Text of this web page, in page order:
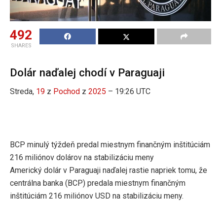
492
SHARES
Dolár naďalej chodí v Paraguaji
Streda, 19 z Pochod z 2025 – 19:26 UTC
BCP minulý týždeň predal miestnym finančným inštitúciám
216 miliónov dolárov na stabilizáciu meny
Americký dolár v Paraguaji naďalej rastie napriek tomu, že
centrálna banka (BCP) predala miestnym finančným
inštitúciám 216 miliónov USD na stabilizáciu meny.